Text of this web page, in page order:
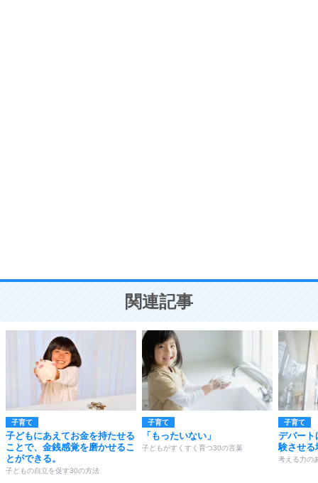
ことが大切。
関連記事
子育て
子どもにあえてお金を持たせる
ことで、金銭感覚を磨かせるこ
とができる。
子どもの自立を促す30の方法
子育て
「もったいない」
子どもがすくすく育つ30の言葉
子育て
デパート
験させる
考える力の